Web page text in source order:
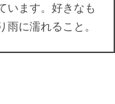
います。好きなも
に濡れること。